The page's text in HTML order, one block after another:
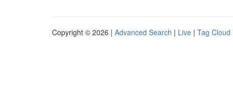
Copyright © 2026 | Advanced Search | Live | Tag Cloud